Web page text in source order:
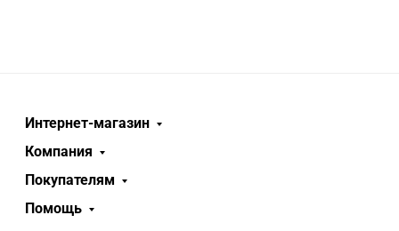
Интернет-магазин
Компания
Покупателям
Помощь